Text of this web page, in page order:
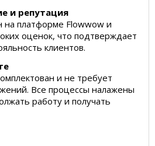
и репутация
на платформе Flowwow и
оценок, что подтверждает
клиентов.
и не требует
Все процессы налажены
работу и получать